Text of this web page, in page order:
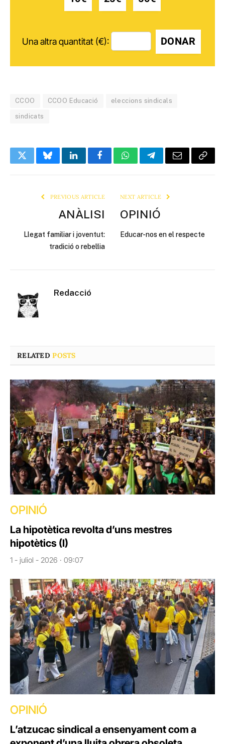
Una altra quantitat (€): DONAR
CCOO CCOO Educació eleccions sindicals
sindicats
TwitterBlueskyLinkedInFacebookWhatsAppTelegramEmail Copy
PREVIOUS ARTICLE
ANÀLISI
Llegat familiar i joventut:
tradició o rebel·lia
NEXT ARTICLE
OPINIÓ
Educar-nos en el respecte
Redacció
RELATEDPOSTS
OPINIÓ
La hipotètica revolta d’uns mestres
hipotètics (I)
1 - juliol - 2026 · 09:07
OPINIÓ
L’atzucac sindical a ensenyament com a